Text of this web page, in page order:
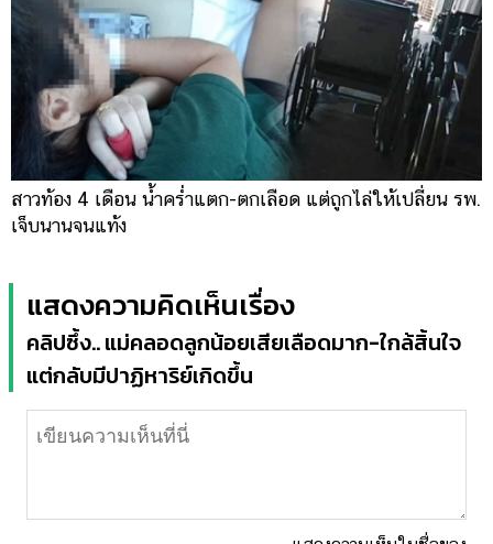
สาวท้อง 4 เดือน น้ำคร่ำแตก-ตกเลือด แต่ถูกไล่ให้เปลี่ยน รพ.
เจ็บนานจนแท้ง
แสดงความคิดเห็นเรื่อง
คลิปซึ้ง.. แม่คลอดลูกน้อยเสียเลือดมาก-ใกล้สิ้นใจ
แต่กลับมีปาฏิหาริย์เกิดขึ้น